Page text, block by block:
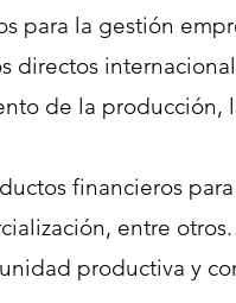
para la gestión
directos
de la producción,
financieros
entre otros.
productiva y